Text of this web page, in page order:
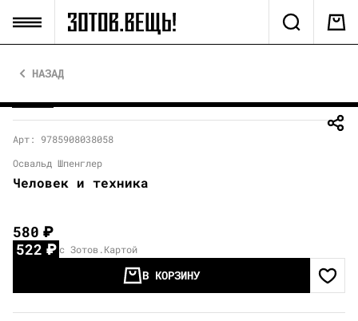
НАЗАД
Арт: 9785908038058
Освальд Шпенглер
Человек и техника
580₽
522₽ с Зотов.Картой
В КОРЗИНУ